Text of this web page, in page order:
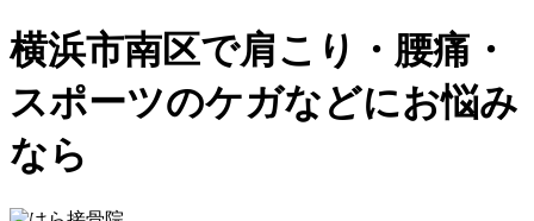
横浜市南区で肩こり・腰痛・
スポーツのケガなどにお悩み
なら